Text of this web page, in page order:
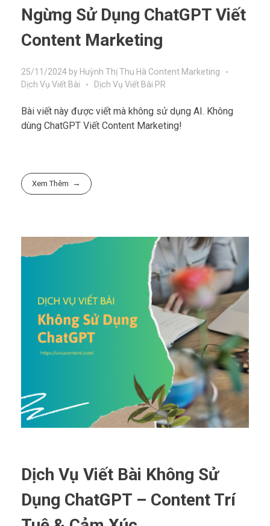
Ngừng Sử Dụng ChatGPT Viết
Content Marketing
25/11/2024 by Huỳnh Thị Thu Hà Content Marketing
Dịch Vụ Viết Bài
Dịch Vụ Viết Bài PR
Bài viết này được viết mà không sử dụng AI. Không
dùng ChatGPT Viết Content Marketing!
Xem Thêm
Dịch Vụ Viết Bài Không Sử
Dụng ChatGPT – Content Trí